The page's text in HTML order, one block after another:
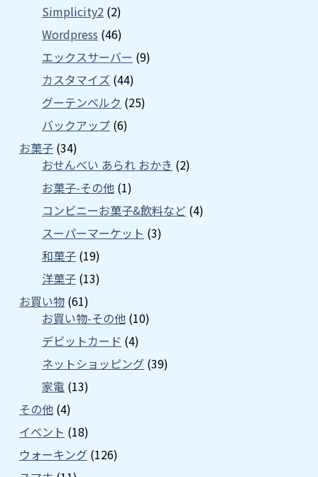
Simplicity2 (2)
Wordpress (46)
エックスサーバー (9)
カスタマイズ (44)
グーテンベルク (25)
バックアップ (6)
お菓子 (34)
おせんべい あられ おかき (2)
お菓子-その他 (1)
コンビニーお菓子&飲料など (4)
スーパーマーケット (3)
和菓子 (19)
洋菓子 (13)
お買い物 (61)
お買い物-その他 (10)
デビットカード (4)
ネットショッピング (39)
家電 (13)
その他 (4)
イベント (18)
ウォーキング (126)